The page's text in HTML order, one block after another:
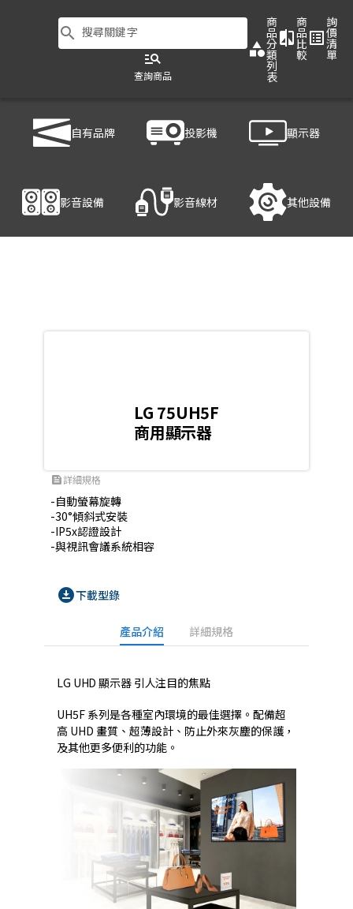
search 搜尋關鍵字
manage_search
查詢商品
category
商
品
分
類
列
表
compare
商
品
比
較
list_alt
詢
價
清
單
自有品牌 投影機 顯示器
影音設備 影音線材 其他設備
產品細節
LG 75UH5F
商用顯示器
feed詳細規格
-自動螢幕旋轉
-30°傾斜式安裝
-IP5x認證設計
-與視訊會議系統相容
download_for_offline下載型錄
產品介紹 詳細規格
LG UHD 顯示器 引人注目的焦點
UH5F 系列是各種室內環境的最佳選擇。配備超
高 UHD 畫質、超薄設計、防止外來灰塵的保護，
及其他更多便利的功能。